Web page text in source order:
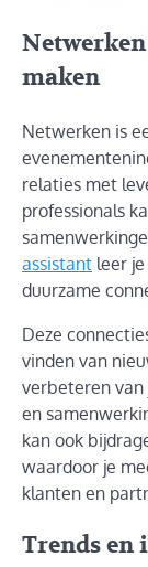
maken
Netwerken is
relaties met
professionals
assistant leer
duurzame
Deze
vinden van
verbeteren van
en
kan ook
waardoor je
klanten en
Trends en